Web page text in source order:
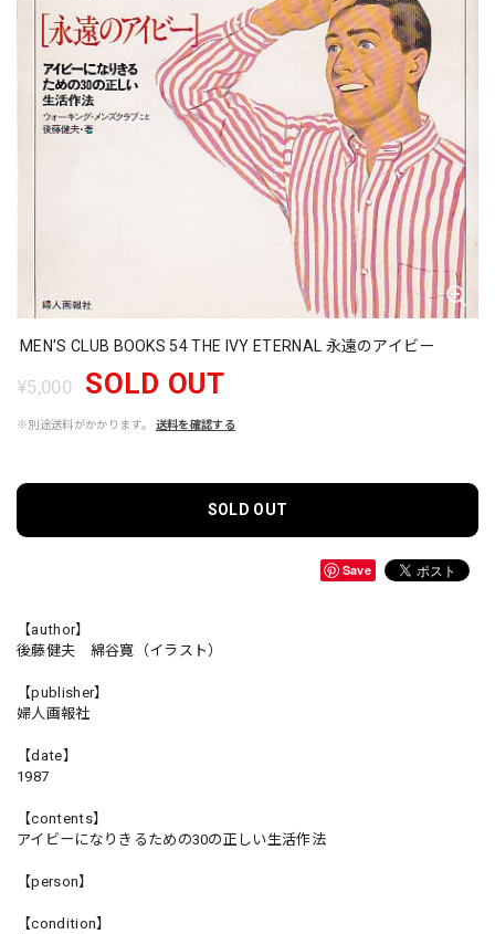
MEN'S CLUB BOOKS 54 THE IVY ETERNAL 永遠のアイビー
¥5,000 SOLD OUT
※別途送料がかかります。 送料を確認する
SOLD OUT
Save
【author】
後藤健夫 綿谷寛（イラスト）
【publisher】
婦人画報社
【date】
1987
【contents】
アイビーになりきるための30の正しい生活作法
【person】
【condition】